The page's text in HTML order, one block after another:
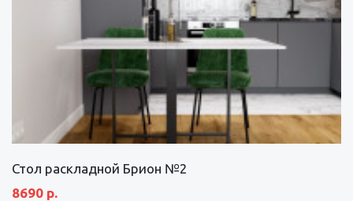
Стол раскладной Брион №2
8690 р.